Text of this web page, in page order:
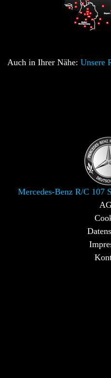
Auch in Ihrer Nähe: Unsere
Mercedes-Benz R/C 107